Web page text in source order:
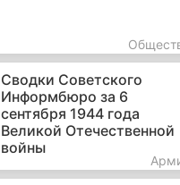
Сводки Советского
Информбюро за 6
сентября 1944 года
Великой Отечественной
войны